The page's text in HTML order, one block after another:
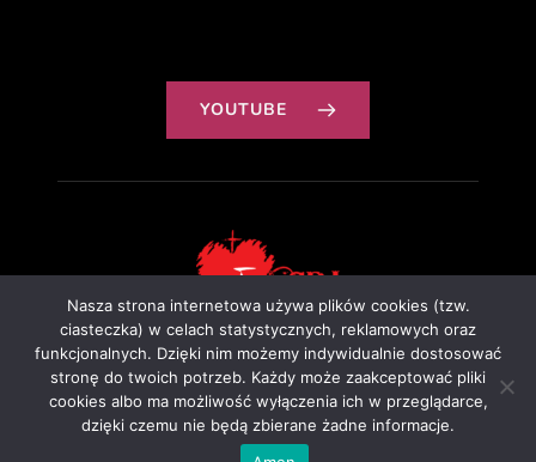
YOUTUBE
Projekt: Ewa Szałkowska
Nasza strona internetowa używa plików cookies (tzw.
ciasteczka) w celach statystycznych, reklamowych oraz
funkcjonalnych. Dzięki nim możemy indywidualnie dostosować
stronę do twoich potrzeb. Każdy może zaakceptować pliki
cookies albo ma możliwość wyłączenia ich w przeglądarce,
dzięki czemu nie będą zbierane żadne informacje.